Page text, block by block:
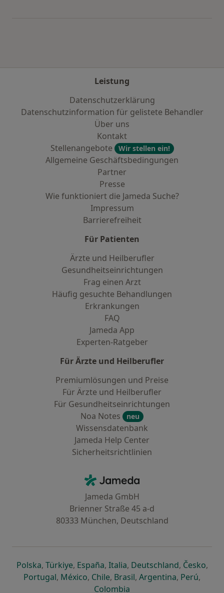
Leistung
Datenschutzerklärung
Datenschutzinformation für gelistete Behandler
Über uns
Kontakt
Stellenangebote
Wir stellen ein!
Allgemeine Geschäftsbedingungen
Partner
Presse
Wie funktioniert die Jameda Suche?
Impressum
Barrierefreiheit
Für Patienten
Ärzte und Heilberufler
Gesundheitseinrichtungen
Frag einen Arzt
Häufig gesuchte Behandlungen
Erkrankungen
FAQ
Jameda App
Experten-Ratgeber
Für Ärzte und Heilberufler
Premiumlösungen und Preise
Für Ärzte und Heilberufler
Für Gesundheitseinrichtungen
Noa Notes
neu
Wissensdatenbank
Jameda Help Center
Sicherheitsrichtlinien
Jameda - Startseite
Jameda GmbH
Brienner Straße 45 a-d
80333 München, Deutschland
Polskaöffnet in einer neuen Registerkarte
, Türkiyeöffnet in einer neuen Registerkarte
, Españaöffnet in einer neuen
, Italiaöffnet in einer neuen
, Deutschlandöffnet in
, Česko,
Portugalöffnet in einer neuen Registerkarte
, Méxicoöffnet in einer neuen Registerkarte
, Chileöffnet in einer neuen
, Brasilöffnet in einer neuen
, Argentinaöffnet in
, Perúöffnet
,
Colombia